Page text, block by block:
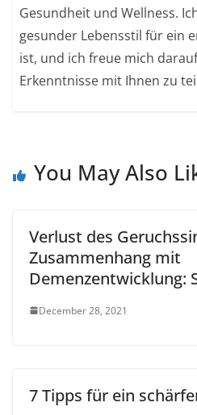
Gesundheit und Wellness.
gesunder Lebensstil für ein
ist, und ich freue mich
Erkenntnisse mit Ihnen zu
You May Also
Verlust des
Zusammenhang mit
Demenzentwicklung:
December 28, 2021
7 Tipps für ein